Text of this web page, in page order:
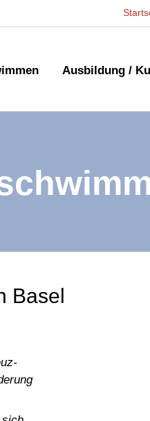
Ausbildung /
Basel